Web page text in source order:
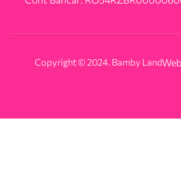
Copyright © 2024. Bamby Land